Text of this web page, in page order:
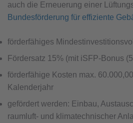
auch die Erneuerung einer
Bundesförderung für effiziente
förderfähiges
Fördersatz 15% (mit iSFP-Bonus
förderfähige Kosten max.
Kalenderjahr
gefördert werden: Einbau,
raumluft- und klimatechnischer